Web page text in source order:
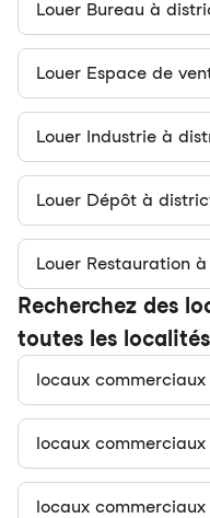
Louer Bureau à
Louer Espace de
Louer Industrie à
Louer Dépôt à
Louer Restauration
Recherchez des
toutes les
locaux
locaux commerciaux
locaux